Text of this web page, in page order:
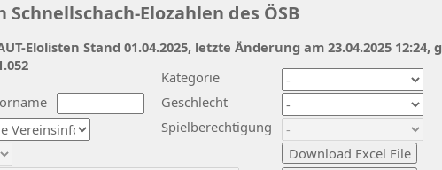
Elozahlen des ÖSB
Kategorie
Geschlecht
Spielberechtigung
Elolisten Stand 01.04.2025, letzte Änderung am 23.04.2025